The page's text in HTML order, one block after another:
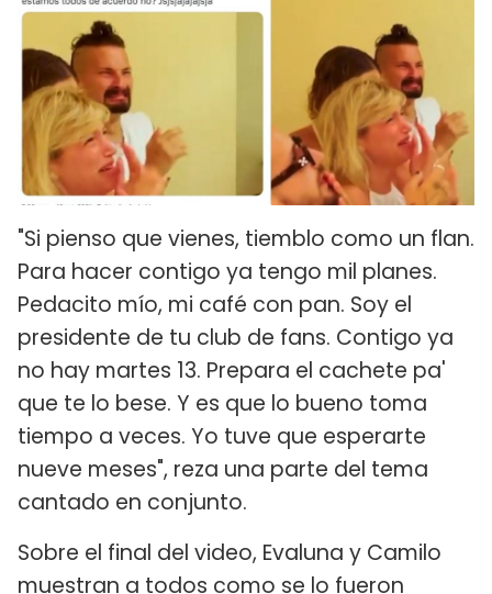
"Si pienso que vienes, tiemblo como un flan.
Para hacer contigo ya tengo mil planes.
Pedacito mío, mi café con pan. Soy el
presidente de tu club de fans. Contigo ya
no hay martes 13. Prepara el cachete pa'
que te lo bese. Y es que lo bueno toma
tiempo a veces. Yo tuve que esperarte
nueve meses", reza una parte del tema
cantado en conjunto.
Sobre el final del video, Evaluna y Camilo
muestran a todos como se lo fueron